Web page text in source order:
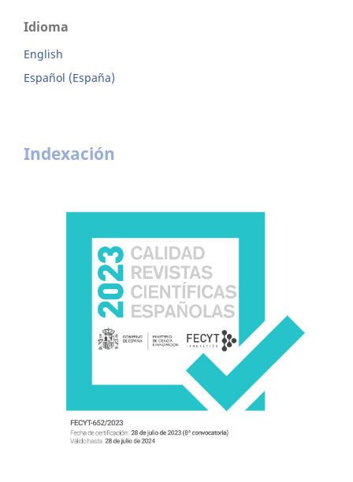
Idioma
English
Español (España)
Indexación